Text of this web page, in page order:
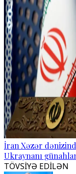
İran Xəzər
Ukraynanı
TÖVSİYƏ EDİLƏN